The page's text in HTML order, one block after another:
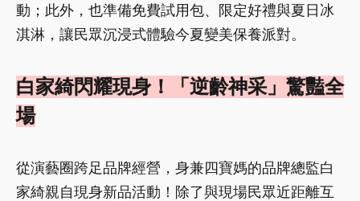
動；此外，也準備免費試用包、限定好禮與夏日冰
淇淋，讓民眾沉浸式體驗今夏變美保養派對。
白家綺閃耀現身！「逆齡神采」驚豔全
場
從演藝圈跨足品牌經營，身兼四寶媽的品牌總監白
家綺親自現身新品活動！除了與現場民眾近距離互